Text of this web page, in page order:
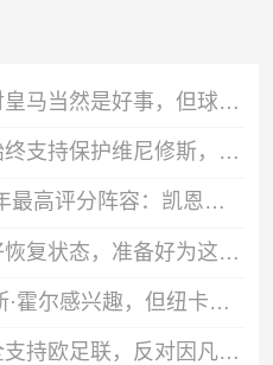
记者：维尼修斯续约对皇马当然是好事，但球队重心已倾向姆巴佩
罗马诺：弗洛伦蒂诺始终支持保护维尼修斯，即使后者与阿隆索矛盾
WhoScored英超近10年最高评分阵容：凯恩、德布劳内、B费在列
加维：与全队一起好好恢复状态，准备好为这个赛季全力以赴
TA：尽管曼联对刘易斯·霍尔感兴趣，但纽卡绝不会出售他和乔林顿
队报：乌克兰足协完全支持欧足联，反对因凡蒂诺缺乏透明度的计划